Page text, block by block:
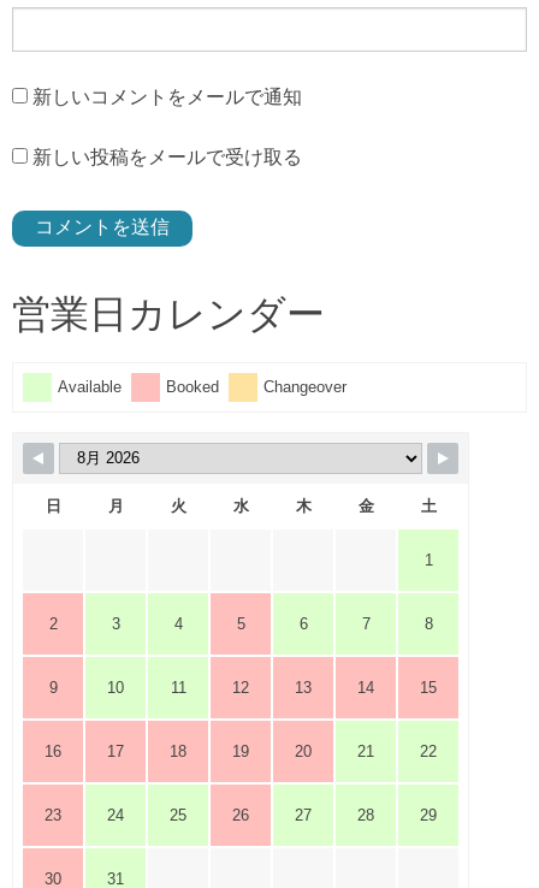
新しいコメントをメールで通知
新しい投稿をメールで受け取る
営業日カレンダー
Available Booked Changeover
日 月 火 水 木 金 土
1
2 3 4 5 6 7 8
9 10 11 12 13 14 15
16 17 18 19 20 21 22
23 24 25 26 27 28 29
30 31